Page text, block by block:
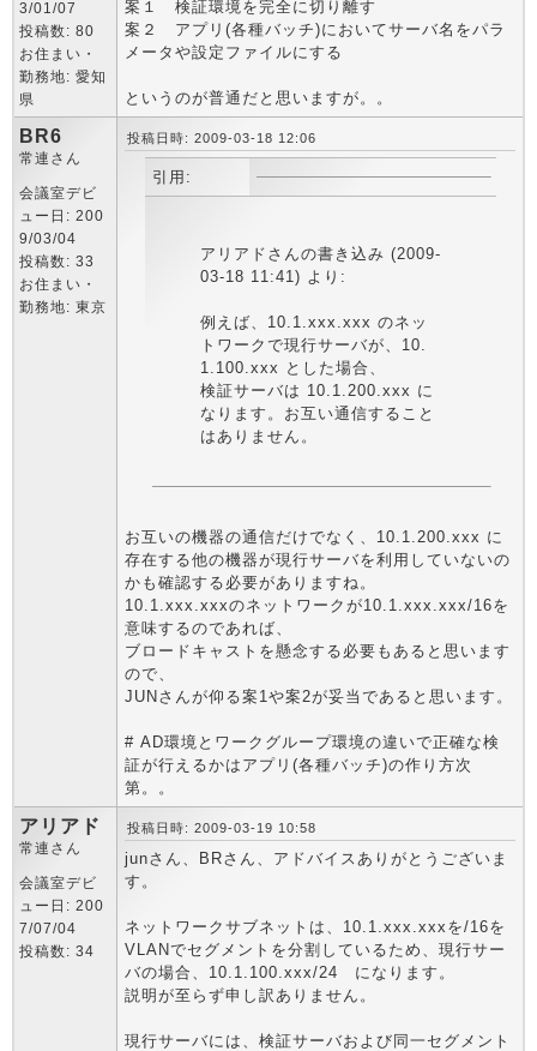
3/01/07
投稿数: 80
お住まい・
勤務地: 愛知
県
案１ 検証環境を完全に切り離す
案２ アプリ(各種バッチ)においてサーバ名をパラ
メータや設定ファイルにする
というのが普通だと思いますが。。
BR6
常連さん
会議室デビ
ュー日: 200
9/03/04
投稿数: 33
お住まい・
勤務地: 東京
投稿日時: 2009-03-18 12:06
引用:
アリアドさんの書き込み (2009-
03-18 11:41) より:
例えば、10.1.xxx.xxx のネッ
トワークで現行サーバが、10.
1.100.xxx とした場合、
検証サーバは 10.1.200.xxx に
なります。お互い通信すること
はありません。
お互いの機器の通信だけでなく、10.1.200.xxx に
存在する他の機器が現行サーバを利用していないの
かも確認する必要がありますね。
10.1.xxx.xxxのネットワークが10.1.xxx.xxx/16を
意味するのであれば、
ブロードキャストを懸念する必要もあると思います
ので、
JUNさんが仰る案1や案2が妥当であると思います。
# AD環境とワークグループ環境の違いで正確な検
証が行えるかはアプリ(各種バッチ)の作り方次
第。。
アリアド
常連さん
会議室デビ
ュー日: 200
7/07/04
投稿数: 34
投稿日時: 2009-03-19 10:58
junさん、BRさん、アドバイスありがとうございま
す。
ネットワークサブネットは、10.1.xxx.xxxを/16を
VLANでセグメントを分割しているため、現行サー
バの場合、10.1.100.xxx/24 になります。
説明が至らず申し訳ありません。
現行サーバには、検証サーバおよび同一セグメント